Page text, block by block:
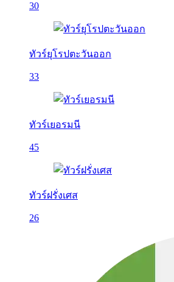
30
ทัวร์ยุโรปตะวันออก
33
ทัวร์เยอรมนี
45
ทัวร์ฝรั่งเศส
26